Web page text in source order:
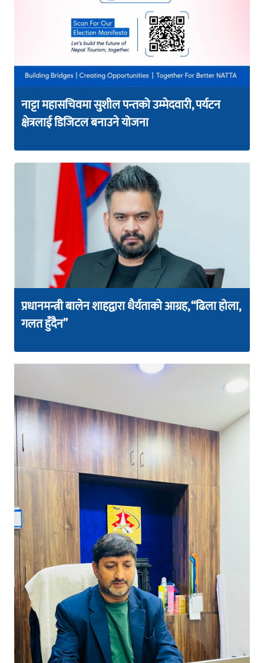
नाट्टा महासचिवमा सुशील पन्तको उम्मेदवारी, पर्यटन
क्षेत्रलाई डिजिटल बनाउने योजना
प्रधानमन्त्री बालेन शाहद्वारा धैर्यताको आग्रह, “ढिला होला,
गलत हुँदैन”